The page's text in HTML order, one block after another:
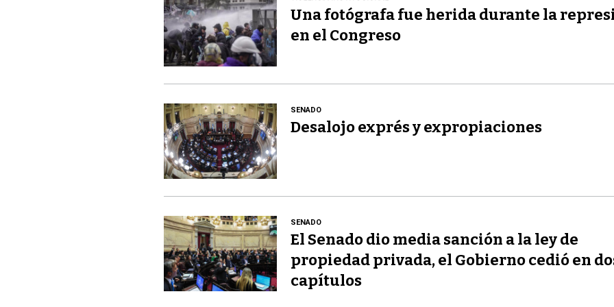
Una fotógrafa fue herida durante la
en el Congreso
SENADO
Desalojo exprés y expropiaciones
SENADO
El Senado dio media sanción a la ley de
propiedad privada, el Gobierno cedió en
capítulos